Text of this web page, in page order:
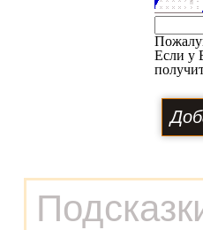
Если у